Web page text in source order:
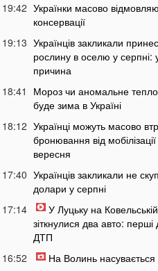
19:42 Українки масово
консервації
19:13 Українців закликали
рослину в оселю у серпні:
причина
18:41
Мороз чи аномальне
буде зима в Україні
18:12 Українці можуть масово
бронювання від мобілізації
вересня
17:40 Українців закликали не
долари у серпні
17:14
У Луцьку на Ковельській
зіткнулися два авто: перші
ДТП
16:52
На Волинь насувається